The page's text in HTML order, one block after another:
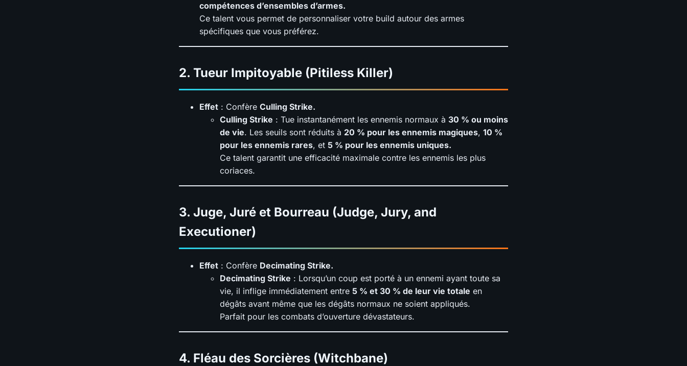
compétences d’ensembles d’armes.
Ce talent vous permet de personnaliser votre build autour des armes
spécifiques que vous préférez.
2. Tueur Impitoyable (Pitiless Killer)
Effet : Confère Culling Strike.
Culling Strike : Tue instantanément les ennemis normaux à 30 % ou moins
de vie. Les seuils sont réduits à 20 % pour les ennemis magiques, 10 %
pour les ennemis rares, et 5 % pour les ennemis uniques.
Ce talent garantit une efficacité maximale contre les ennemis les plus
coriaces.
3. Juge, Juré et Bourreau (Judge, Jury, and
Executioner)
Effet : Confère Decimating Strike.
Decimating Strike : Lorsqu’un coup est porté à un ennemi ayant toute sa
vie, il inflige immédiatement entre 5 % et 30 % de leur vie totale en
dégâts avant même que les dégâts normaux ne soient appliqués.
Parfait pour les combats d’ouverture dévastateurs.
4. Fléau des Sorcières (Witchbane)